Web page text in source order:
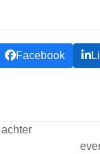
Facebook
next